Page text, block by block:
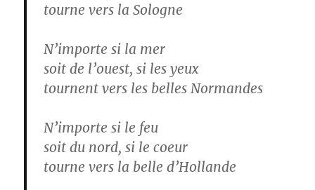
tourne vers la Sologne
N’importe si la mer
soit de l’ouest, si les yeux
tournent vers les belles Normandes
N’importe si le feu
soit du nord, si le coeur
tourne vers la belle d’Hollande